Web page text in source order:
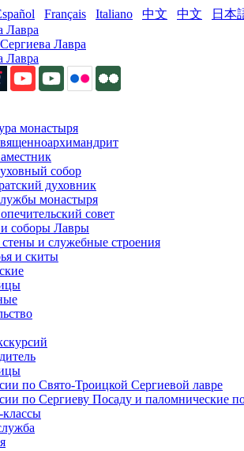
Français Italiano 中文 中文 日本
монастыря
собор
духовник
монастыря
совет
соборы Лавры
и служебные строения
и скиты
по Свято-Троицкой Сергиевой лавре
по Сергиеву Посаду и паломнические